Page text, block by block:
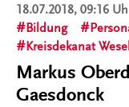
18.07.2018, 09:16
Bildung
Kreisdekanat Wesel
Markus
Gaesdonck